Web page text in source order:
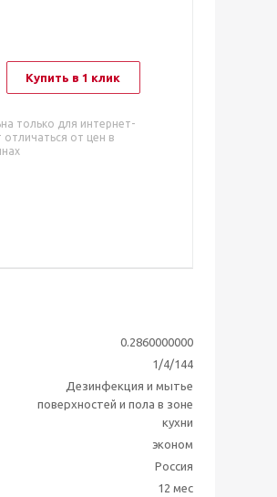
Купить в 1 клик
только для интернет-
от цен в
0.2860000000
1/4/144
Дезинфекция и мытье
поверхностей и пола в зоне
кухни
эконом
Россия
12 мес